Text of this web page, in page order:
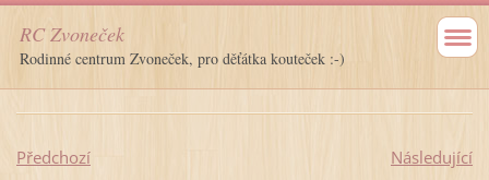
RC Zvoneček
Rodinné centrum Zvoneček, pro děťátka kouteček :-)
Předchozí
Následující